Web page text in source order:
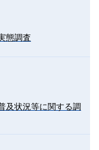
態調査
及状況等に関する調